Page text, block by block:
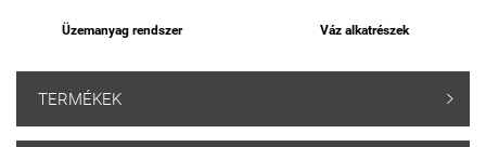
Üzemanyag rendszer Váz alkatrészek
TERMÉKEK 